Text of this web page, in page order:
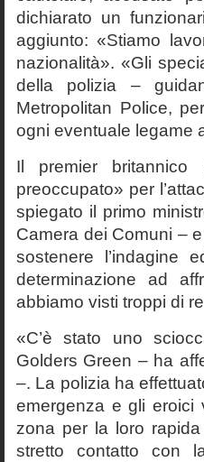
dichiarato un
aggiunto: «Stiamo
nazionalità». «Gli
della polizia –
Metropolitan Police,
ogni eventuale legame
Il premier britannico
preoccupato» per
spiegato il primo
Camera dei Comuni –
sostenere l’indagine
determinazione ad
abbiamo visti troppi di
«C’è stato uno
Golders Green – ha
–. La polizia ha
emergenza e gli eroici
zona per la loro
stretto contatto con